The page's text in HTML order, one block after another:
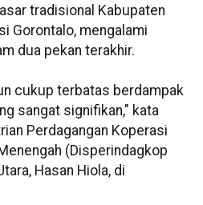
tradisional Kabupaten
Gorontalo, mengalami
dua pekan terakhir.
cukup terbatas berdampak
sangat signifikan," kata
Perdagangan Koperasi
(Disperindagkop
Hasan Hiola, di